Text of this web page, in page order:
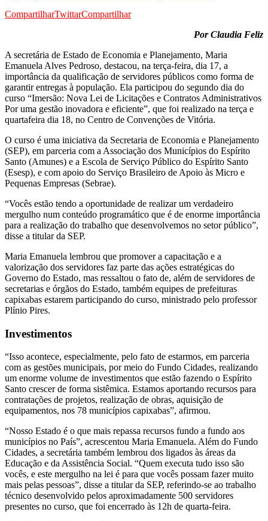
CompartilharTwittarCompartilhar
Por Claudia Feliz
A secretária de Estado de Economia e Planejamento, Maria
Emanuela Alves Pedroso, destacou, na terça-feira, dia 17, a
importância da qualificação de servidores públicos como forma de
garantir entregas à população. Ela participou do segundo dia do
curso “Imersão: Nova Lei de Licitações e Contratos Administrativos
Por uma gestão inovadora e eficiente”, que foi realizado na terça e
quartafeira dia 18, no Centro de Convenções de Vitória.
O curso é uma iniciativa da Secretaria de Economia e Planejamento
(SEP), em parceria com a Associação dos Municípios do Espírito
Santo (Amunes) e a Escola de Serviço Público do Espírito Santo
(Esesp), e com apoio do Serviço Brasileiro de Apoio às Micro e
Pequenas Empresas (Sebrae).
“Vocês estão tendo a oportunidade de realizar um verdadeiro
mergulho num conteúdo programático que é de enorme importância
para a realização do trabalho que desenvolvemos no setor público”,
disse a titular da SEP.
Maria Emanuela lembrou que promover a capacitação e a
valorização dos servidores faz parte das ações estratégicas do
Governo do Estado, mas ressaltou o fato de, além de servidores de
secretarias e órgãos do Estado, também equipes de prefeituras
capixabas estarem participando do curso, ministrado pelo professor
Plínio Pires.
Investimentos
“Isso acontece, especialmente, pelo fato de estarmos, em parceria
com as gestões municipais, por meio do Fundo Cidades, realizando
um enorme volume de investimentos que estão fazendo o Espírito
Santo crescer de forma sistêmica. Estamos aportando recursos para
contratações de projetos, realização de obras, aquisição de
equipamentos, nos 78 municípios capixabas”, afirmou.
“Nosso Estado é o que mais repassa recursos fundo a fundo aos
municípios no País”, acrescentou Maria Emanuela. Além do Fundo
Cidades, a secretária também lembrou dos ligados às áreas da
Educação e da Assistência Social. “Quem executa tudo isso são
vocês, e este mergulho na lei é para que vocês possam fazer muito
mais pelas pessoas”, disse a titular da SEP, referindo-se ao trabalho
técnico desenvolvido pelos aproximadamente 500 servidores
presentes no curso, que foi encerrado às 12h de quarta-feira.